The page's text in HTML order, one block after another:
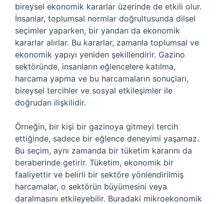
bireysel ekonomik kararlar üzerinde de etkili olur.
İnsanlar, toplumsal normlar doğrultusunda dilsel
seçimler yaparken, bir yandan da ekonomik
kararlar alırlar. Bu kararlar, zamanla toplumsal ve
ekonomik yapıyı yeniden şekillendirir. Gazino
sektöründe, insanların eğlencelere katılma,
harcama yapma ve bu harcamaların sonuçları,
bireysel tercihler ve sosyal etkileşimler ile
doğrudan ilişkilidir.
Örneğin, bir kişi bir gazinoya gitmeyi tercih
ettiğinde, sadece bir eğlence deneyimi yaşamaz.
Bu seçim, aynı zamanda bir tüketim kararını da
beraberinde getirir. Tüketim, ekonomik bir
faaliyettir ve belirli bir sektöre yönlendirilmiş
harcamalar, o sektörün büyümesini veya
daralmasını etkileyebilir. Buradaki mikroekonomik